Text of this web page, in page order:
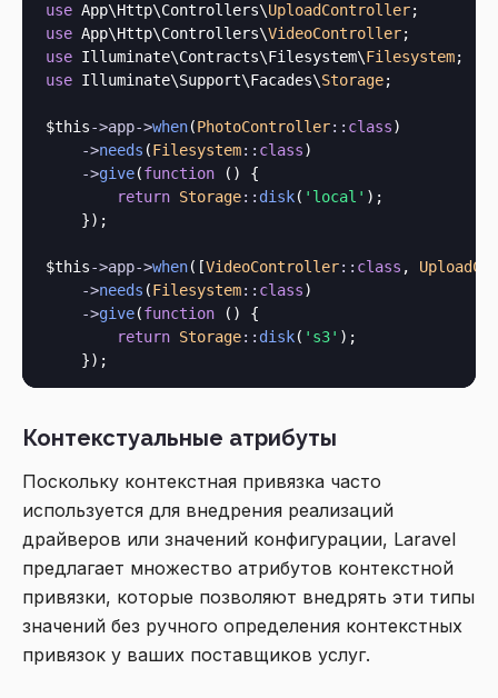
use App\Http\Controllers\UploadController
use App\Http\Controllers\VideoController
use Illuminate\Contracts\Filesystem\Filesystem
use Illuminate\Support\Facades\Storage;
$this->app->when(PhotoController:: class)
->needs (Filesystem:: class)
->give(function () {
return Storage:: disk( 'local' );
    });
$this->app->when([VideoController:: class ,
->needs (Filesystem:: class)
->give(function () {
return Storage:: disk( 's3' );
Контекстуальные атрибуты
Поскольку контекстная привязка часто
используется для внедрения реализаций
драйверов или значений конфигурации, Laravel
предлагает множество атрибутов контекстной
привязки, которые позволяют внедрять эти типы
значений без ручного определения контекстных
привязок у ваших поставщиков услуг.